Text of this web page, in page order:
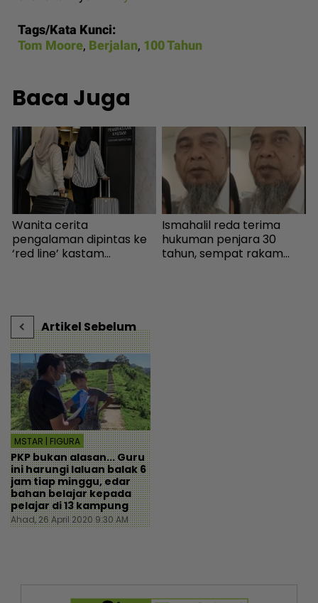
Tags/Kata Kunci:
Tom Moore, Berjalan, 100 Tahun
Baca Juga
Wanita cerita
pengalaman dipintas ke
‘red line’ kastam
Ismahalil reda terima
hukuman penjara 30
tahun, sempat rakam
Artikel Sebelum
MSTAR | FIGURA
PKP bukan alasan... Guru
ini harungi laluan balak 6
jam tiap minggu, edar
bahan belajar kepada
pelajar di 13 kampung
Ahad, 26 April 2020 9:30 AM